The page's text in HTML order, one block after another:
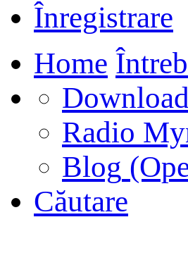
Înregistrare
Home
Radio
Blog
Căutare